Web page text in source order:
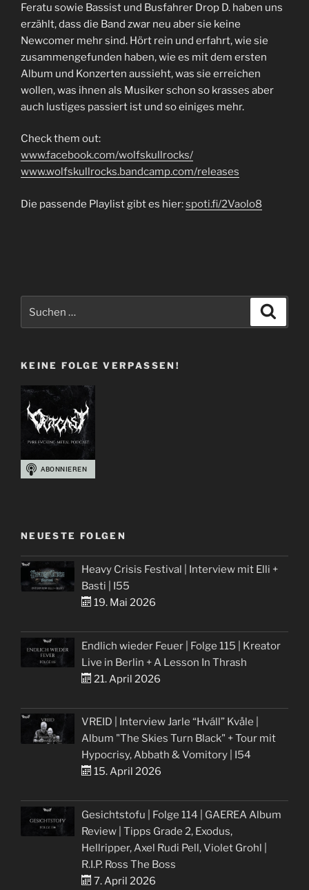
Feratu sowie Bassist und Busfahrer Drop D. haben uns
erzählt, dass die Band zwar neu aber sie keine
Newcomer mehr sind. Hört rein und erfahrt, wie sie
zusammengefunden haben, wie es mit dem ersten
Album und Konzerten aussieht, was sie erreichen
wollen, was ihnen als Musiker schon so krasses aber
auch lustiges passiert ist und so einiges mehr.
Check them out:
www.facebook.com/wolfskullrocks/
www.wolfskullrocks.bandcamp.com/releases
Die passende Playlist gibt es hier:spoti.fi/2Vaolo8
KEINE FOLGE VERPASSEN!
NEUESTE FOLGEN
Heavy Crisis Festival | Interview mit Elli +
Basti | I55
19. Mai 2026
Endlich wieder Feuer | Folge 115 | Kreator
Live in Berlin + A Lesson In Thrash
21. April 2026
VREID | Interview Jarle “Hváll” Kvåle |
Album "The Skies Turn Black" + Tour mit
Hypocrisy, Abbath & Vomitory | I54
15. April 2026
Gesichtstofu | Folge 114 | GAEREA Album
Review | Tipps Grade 2, Exodus,
Hellripper, Axel Rudi Pell, Violet Grohl |
R.I.P. Ross The Boss
7. April 2026